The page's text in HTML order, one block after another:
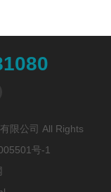
限公司 All Rights
号-1